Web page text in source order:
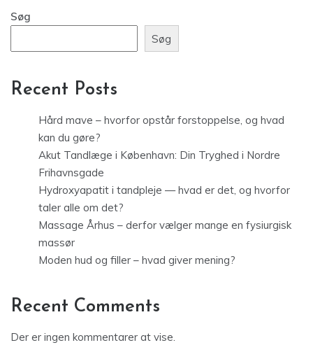
Søg
Søg
Recent Posts
Hård mave – hvorfor opstår forstoppelse, og hvad
kan du gøre?
Akut Tandlæge i København: Din Tryghed i Nordre
Frihavnsgade
Hydroxyapatit i tandpleje — hvad er det, og hvorfor
taler alle om det?
Massage Århus – derfor vælger mange en fysiurgisk
massør
Moden hud og filler – hvad giver mening?
Recent Comments
Der er ingen kommentarer at vise.